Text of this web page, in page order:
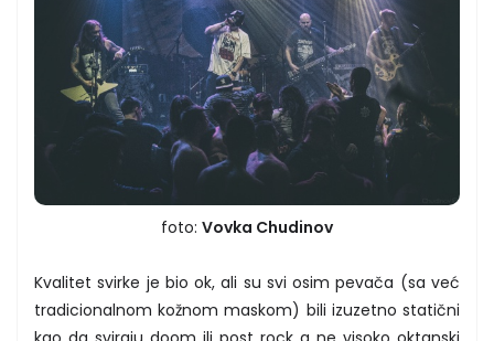
foto: Vovka Chudinov
Kvalitet svirke je bio ok, ali su svi osim pevača (sa već
tradicionalnom kožnom maskom) bili izuzetno statični